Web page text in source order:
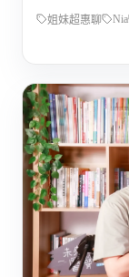
姐妹超惠聊 Nia